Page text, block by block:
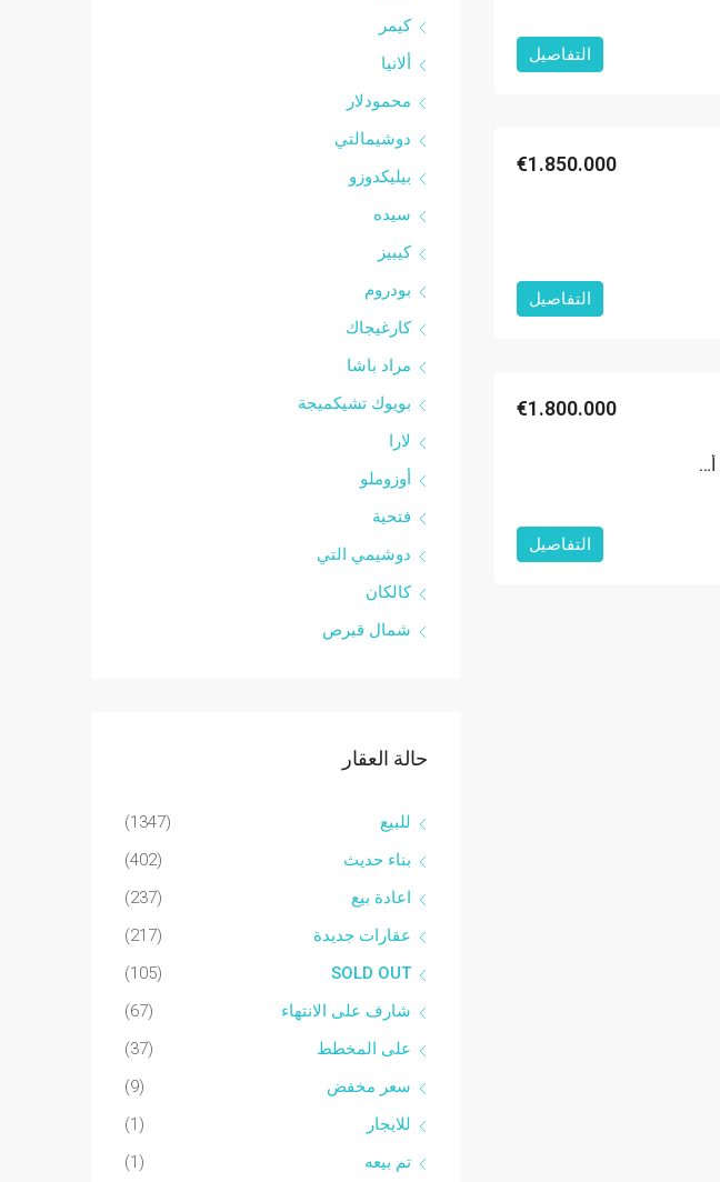
التفاصيل
€1.850.000
التفاصيل
فلل عصرية مستقلة على مقربة من البحر في كيمر – أنطاليا
€1.800.000
التفاصيل
كيمر
ألانيا
محمودلار
دوشيمالتي
بيليكدوزو
سيده
كيبيز
بودروم
كارغيجاك
مراد باشا
بويوك تشيكميجة
لارا
أوزوملو
فتحية
دوشيمي التي
كالكان
شمال قبرص
حالة العقار
للبيع
(1347)
بناء حديث
(402)
اعادة بيع
(237)
عقارات جديدة
(217)
SOLD OUT
(105)
شارف على الانتهاء
(67)
على المخطط
(37)
سعر مخفض
(9)
للايجار
(1)
تم بيعه
(1)